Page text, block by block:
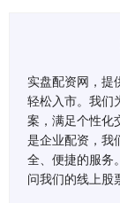
实盘配资网，提
轻松入市。我们
案，满足个性化
是企业配资，我
全、便捷的服务
问我们的线上股